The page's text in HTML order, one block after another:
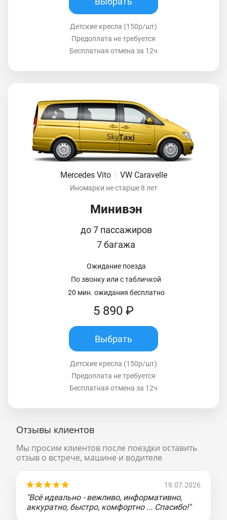
Детские кресла (150р/шт)
Предоплата не требуется
Бесплатная отмена за 12ч
Mercedes Vito VW Caravelle
Иномарки не старше 8 лет
Минивэн
до 7 пассажиров
7 багажа
Ожидание поезда
По звонку или с табличкой
20 мин. ожидания бесплатно
5 890 ₽
Выбрать
Детские кресла (150р/шт)
Предоплата не требуется
Бесплатная отмена за 12ч
Отзывы клиентов
Мы просим клиентов после поездки оставить
отзыв о встрече, машине и водителе
19.07.2026
"Всё идеально - вежливо, информативно,
аккуратно, быстро, комфортно ... Спасибо!"